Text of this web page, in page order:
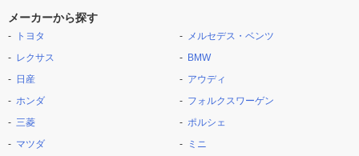
メーカーから探す
トヨタ
レクサス
日産
ホンダ
三菱
マツダ
メルセデス・ベンツ
BMW
アウディ
フォルクスワーゲン
ポルシェ
ミニ